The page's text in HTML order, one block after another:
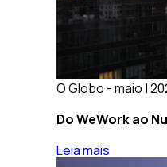
O Globo - maio |
Do WeWork ao
Leia mais